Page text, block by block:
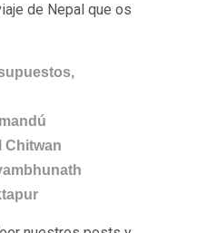
de Nepal que os
Chitwan